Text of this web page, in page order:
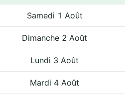
Samedi 1 Août
Dimanche 2 Août
Lundi 3 Août
Mardi 4 Août